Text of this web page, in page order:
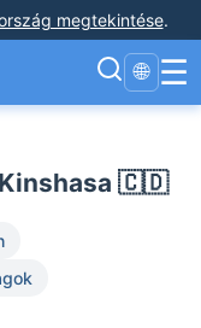
megtekintése.
🌐 ☰
Kinshasa 🇨🇩